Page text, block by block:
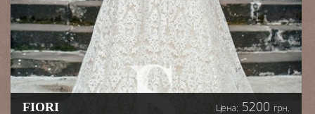
FIORI Цена: 5200 грн.